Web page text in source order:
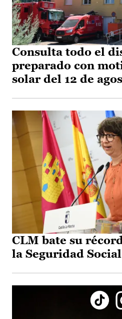
Consulta todo el
preparado con
solar del 12 de
CLM bate su
la Seguridad Social